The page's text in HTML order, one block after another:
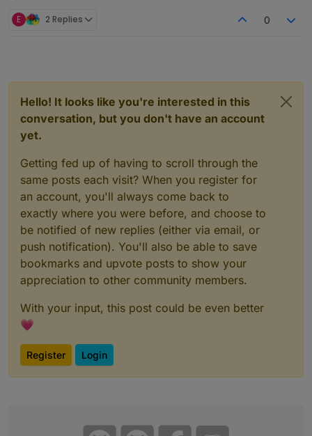
E 2 Replies 0
Hello! It looks like you're interested in this
conversation, but you don't have an account
yet.
Getting fed up of having to scroll through the
same posts each visit? When you register for
an account, you'll always come back to
exactly where you were before, and choose to
be notified of new replies (either via email, or
push notification). You'll also be able to save
bookmarks and upvote posts to show your
appreciation to other community members.
With your input, this post could be even better
💗
Register Login